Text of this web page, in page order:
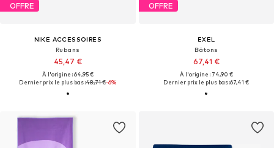
OFFRE
NIKE ACCESSOIRES
Rubans
45,47 €
À l'origine : 64,95 €
Dernier prix le plus bas :48,71 €-6%
OFFRE
EXEL
Bâtons
67,41 €
À l'origine : 74,90 €
Dernier prix le plus bas :67,41 €